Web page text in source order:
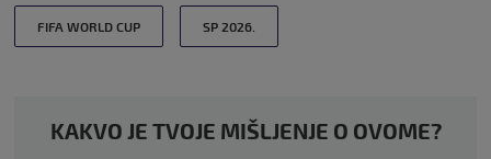
FIFA WORLD CUP SP 2026.
KAKVO JE TVOJE MIŠLJENJE O OVOME?